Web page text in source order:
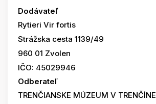
Dodávateľ
Rytieri Vir fortis
Strážska cesta 1139/49
960 01 Zvolen
IČO: 45029946
Odberateľ
TRENČIANSKE MÚZEUM V TRENČÍNE